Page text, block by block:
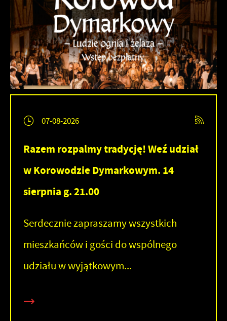
07-08-2026
Razem rozpalmy tradycję! Weź udział
w Korowodzie Dymarkowym. 14
sierpnia g. 21.00
Serdecznie zapraszamy wszystkich
mieszkańców i gości do wspólnego
udziału w wyjątkowym...